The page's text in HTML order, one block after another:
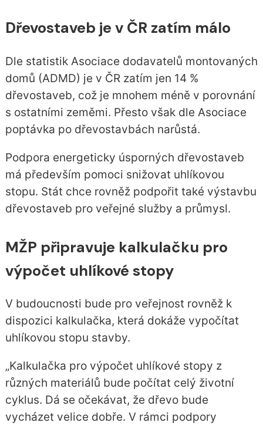
Dřevostaveb je v ČR zatím málo
Dle statistik Asociace dodavatelů montovaných
domů (ADMD) je v ČR zatím jen 14 %
dřevostaveb, což je mnohem méně v porovnání
s ostatními zeměmi. Přesto však dle Asociace
poptávka po dřevostavbách narůstá.
Podpora energeticky úsporných dřevostaveb
má především pomoci snižovat uhlíkovou
stopu. Stát chce rovněž podpořit také výstavbu
dřevostaveb pro veřejné služby a průmysl.
MŽP připravuje kalkulačku pro
výpočet uhlíkové stopy
V budoucnosti bude pro veřejnost rovněž k
dispozici kalkulačka, která dokáže vypočítat
uhlíkovou stopu stavby.
„Kalkulačka pro výpočet uhlíkové stopy z
různých materiálů bude počítat celý životní
cyklus. Dá se očekávat, že dřevo bude
vycházet velice dobře. V rámci podpory